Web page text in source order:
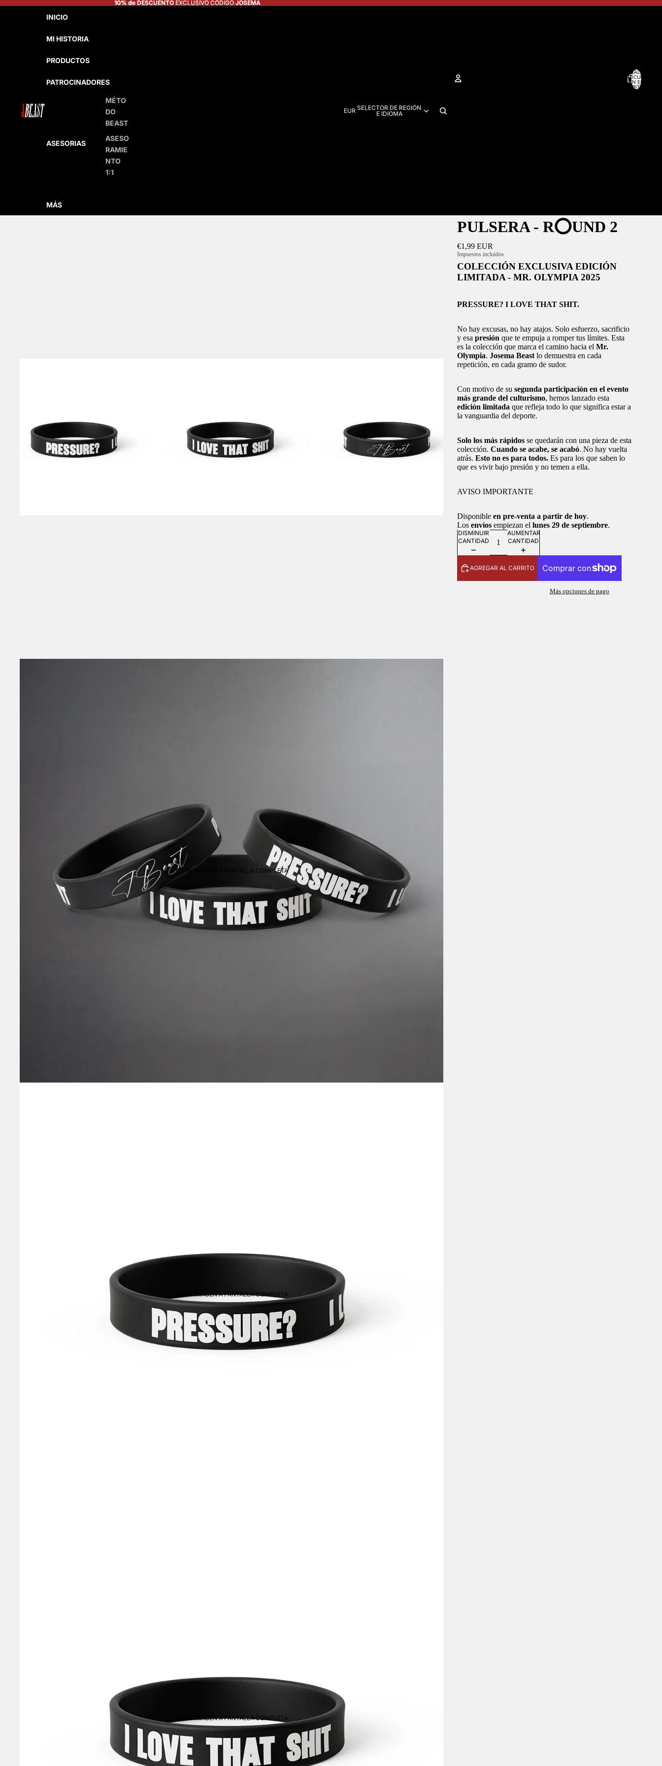
10% de DESCUENTOEXCLUSIVO CÓDIGO JOSEMA
10% de DESCUENTO EXCLUSIVO CÓDIGO JOSEMA
INICIO
MI HISTORIA
PRODUCTOS
PATROCINADORES
ASESORIAS
MÉTO
DO
BEAST
ASESO
RAMIE
NTO
1:1
MÁS
EUR SELECTOR DE REGIÓN
E IDIOMA
TOTAL DE
ARTÍCULOS
EN EL
CARRITO: 0
ABRIR IMAGEN A PANTALLA COMPLETA
ABRIR IMAGEN A PANTALLA COMPLETA
ABRIR IMAGEN A PANTALLA COMPLETA
PULSERA - R⭕️UND 2
€1,99 EUR
Impuestos incluidos.
COLECCIÓN EXCLUSIVA EDICIÓN
LIMITADA - MR. OLYMPIA 2025
PRESSURE? I LOVE THAT SHIT.
No hay excusas, no hay atajos. Solo esfuerzo, sacrificio
y esa presión que te empuja a romper tus límites. Esta
es la colección que marca el camino hacia el Mr.
Olympia. Josema Beastlo demuestra en cada
repetición, en cada gramo de sudor.
Con motivo de su segunda participación en el evento
más grande del culturismo, hemos lanzado esta
edición limitada que refleja todo lo que significa estar a
la vanguardia del deporte.
Solo los más rápidosse quedarán con una pieza de esta
colección. Cuando se acabe, se acabó. No hay vuelta
atrás. Esto no es para todos.Es para los que saben lo
que es vivir bajo presión y no temen a ella.
AVISO IMPORTANTE
Disponible en pre-venta a partir de hoy.
Los envíosempiezan el lunes 29 de septiembre.
DISMINUIR
CANTIDAD
AUMENTAR
CANTIDAD
AGREGAR AL CARRITO
Más opciones de pago